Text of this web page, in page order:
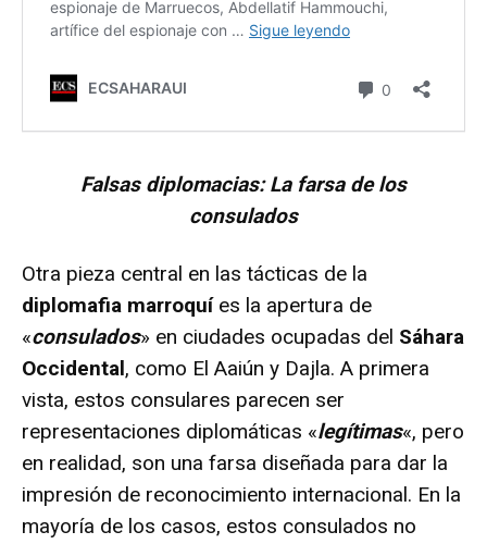
Falsas diplomacias: La farsa de los
consulados
Otra pieza central en las tácticas de la
diplomafia marroquíes la apertura de
«consulados» en ciudades ocupadas del Sáhara
Occidental, como El Aaiún y Dajla. A primera
vista, estos consulares parecen ser
representaciones diplomáticas «legítimas«, pero
en realidad, son una farsa diseñada para dar la
impresión de reconocimiento internacional. En la
mayoría de los casos, estos consulados no